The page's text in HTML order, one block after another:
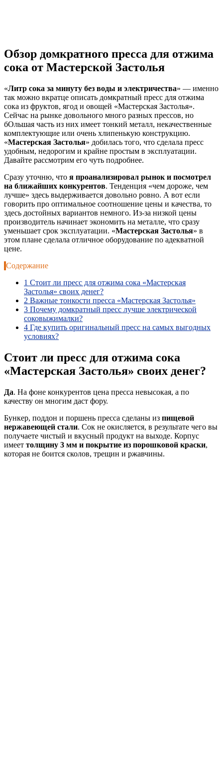
Обзор домкратного пресса для отжима
сока от Мастерской Застолья
«Литр сока за минуту без воды и электричества» — именно
так можно вкратце описать домкратный пресс для отжима
сока из фруктов, ягод и овощей «Мастерская Застолья».
Сейчас на рынке довольного много разных прессов, но
бОльшая часть из них имеет тонкий металл, некачественные
комплектующие или очень хлипенькую конструкцию.
«Мастерская Застолья» добилась того, что сделала пресс
удобным, недорогим и крайне простым в эксплуатации.
Давайте рассмотрим его чуть подробнее.
Сразу уточню, что я проанализировал рынок и посмотрел
на ближайших конкурентов. Тенденция «чем дороже, чем
лучше» здесь выдерживается довольно ровно. А вот если
говорить про оптимальное соотношение цены и качества, то
здесь достойных вариантов немного. Из-за низкой цены
производитель начинает экономить на металле, что сразу
уменьшает срок эксплуатации. «Мастерская Застолья» в
этом плане сделала отличное оборудование по адекватной
цене.
Содержание
1 Стоит ли пресс для отжима сока «Мастерская
Застолья» своих денег?
2 Важные тонкости пресса «Мастерская Застолья»
3 Почему домкратный пресс лучше электрической
соковыжималки?
4 Где купить оригинальный пресс на самых выгодных
условиях?
Стоит ли пресс для отжима сока
«Мастерская Застолья» своих денег?
Да. На фоне конкурентов цена пресса невысокая, а по
качеству он многим даст фору.
Бункер, поддон и поршень пресса сделаны из пищевой
нержавеющей стали. Сок не окисляется, в результате чего вы
получаете чистый и вкусный продукт на выходе. Корпус
имеет толщину 3 мм и покрытие из порошковой краски,
которая не боится сколов, трещин и ржавчины.